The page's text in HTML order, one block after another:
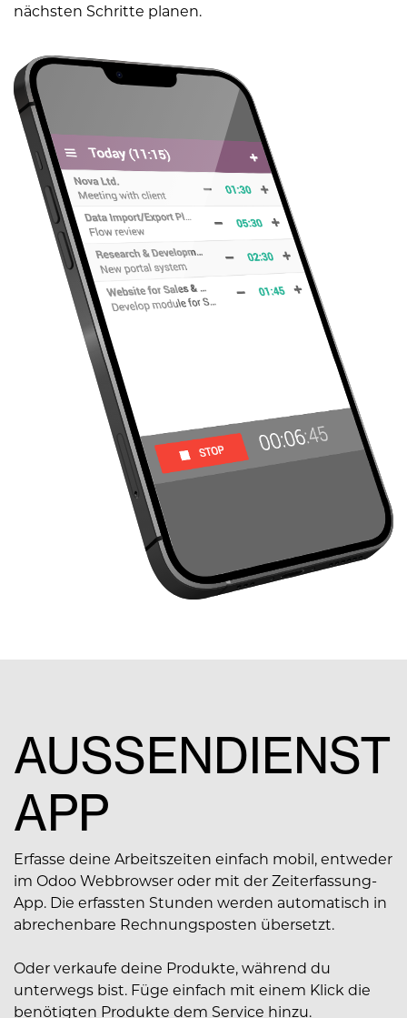
nächsten Schritte planen.
AUSSENDIENST A
PP
Erfasse deine Arbeitszeiten einfach mobil, entweder
im Odoo Webbrowser oder mit der Zeiterfassung-
App. Die erfassten Stunden werden automatisch in
abrechenbare Rechnungsposten übersetzt.
Oder verkaufe deine Produkte, während du
unterwegs bist. Füge einfach mit einem Klick die
benötigten Produkte dem Service hinzu.